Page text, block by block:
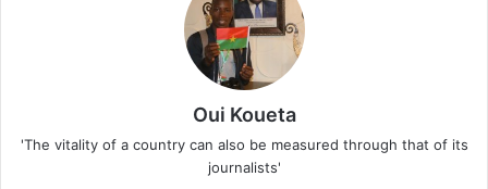
Oui Koueta
'The vitality of a country can also be measured through that of its
journalists'